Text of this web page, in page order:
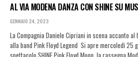
AL VIA MODENA DANZA CON SHINE SU
GENNAIO 24, 2023
La Compagnia Daniele Cipriani in scena accanto
alla band Pink Floyd Legend Si apre mercoledì 25
spettacolo SHINE Pink Floyd Moon, la rassegna